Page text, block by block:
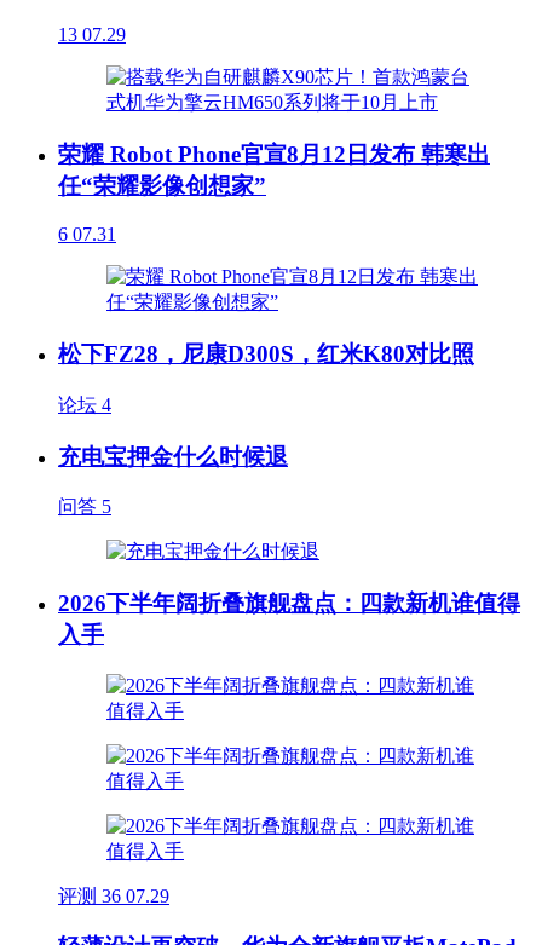
13 07.29
荣耀 Robot Phone官宣8月12日发布 韩寒出
任“荣耀影像创想家”
6 07.31
松下FZ28，尼康D300S，红米K80对比照
论坛 4
充电宝押金什么时候退
问答 5
2026下半年阔折叠旗舰盘点：四款新机谁值得
入手
评测 36 07.29